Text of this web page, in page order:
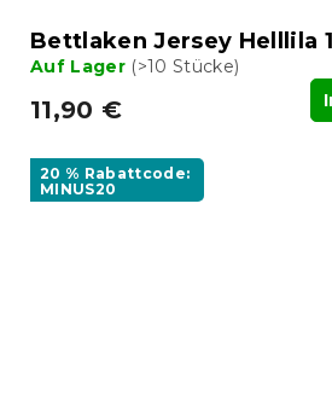
Bettlaken Jersey Helllila
Auf Lager (>10 Stücke)
11,90 €
20 % Rabattcode:
MINUS20